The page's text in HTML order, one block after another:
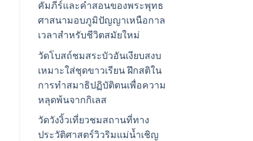
คัมภีร์และคำสอนของพระพุทธ
ศาสนามอบภูมิปัญญาเหนือกาล
เวลาสำหรับชีวิตสมัยใหม่
วัดโบสถ์ชมสระบัวอันเงียบสงบ
เหมาะใส่ชุดขาวเรียน ฝึกสติใน
การทำสมาธิปฏิบัติตนเพื่อความ
หลุดพ้นจากกิเลส
วัดวังงิ้วเที่ยวชมสถานที่ทาง
ประวัติศาสตร์วิวริมแม่น้ำเชิญ